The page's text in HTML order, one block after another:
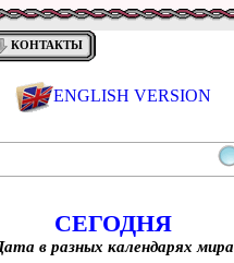
КОНТАКТЫ
ENGLISH VERSION
СЕГОДНЯ
в разных календарях мира